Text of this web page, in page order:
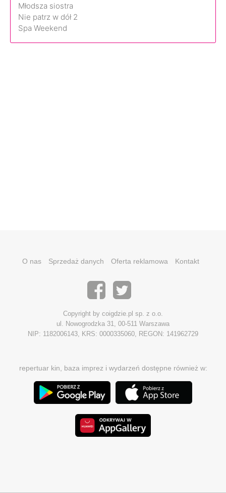
Młodsza siostra
Nie patrz w dół 2
Spa Weekend
O nas Sprzedaż danych Oferta reklamowa Kontakt
Copyright by coigdzie.pl sp. z o.o.
ul. Nowogrodzka 31, 00-511 Warszawa
NIP: 1182006143, KRS: 0000335060, REGON: 141962729
repertuar kin, baza imprez i wydarzeń dostępne również w: